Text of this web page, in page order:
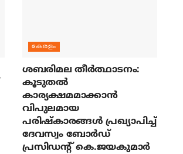
കേരളം
ശബരിമല തീര്‍ത്ഥാടനം:
കൂടുതല്‍
കാര്യക്ഷമമാക്കാന്‍
വിപുലമായ
പരിഷ്‌കാരങ്ങള്‍ പ്രഖ്യാപിച്ച്
ദേവസ്വം ബോര്‍ഡ്
പ്രസിഡന്റ് കെ.ജയകുമാര്‍